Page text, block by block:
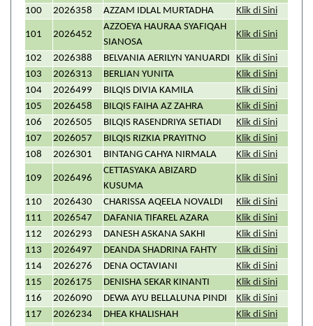
100
2026358 AZZAM IDLAL MURTADHA Klik di Sini
101 2026452
AZZOEYA HAURAA SYAFIQAH
SIANOSA
Klik di Sini
102 2026388 BELVANIA AERILYN YANUARDI
Klik di Sini
103
2026313 BERLIAN YUNITA
Klik di Sini
104
2026499 BILQIS DIVIA KAMILA
Klik di Sini
105
2026458 BILQIS FAIHA AZ ZAHRA
Klik di Sini
106
2026505 BILQIS RASENDRIYA SETIADI
Klik di Sini
107
2026057 BILQIS RIZKIA PRAYITNO
Klik di Sini
108
2026301 BINTANG CAHYA NIRMALA Klik di Sini
109 2026496
CETTASYAKA ABIZARD
KUSUMA
Klik di Sini
110 2026430 CHARISSA AQEELA NOVALDI
Klik di Sini
111
2026547 DAFANIA TIFAREL AZARA
Klik di Sini
112
2026293 DANESH ASKANA SAKHI
Klik di Sini
113
2026497 DEANDA SHADRINA FAHTY
Klik di Sini
114
2026276 DENA OCTAVIANI
Klik di Sini
115
2026175 DENISHA SEKAR KINANTI
Klik di Sini
116
2026090 DEWA AYU BELLALUNA PINDI
Klik di Sini
117
2026234 DHEA KHALISHAH
Klik di Sini